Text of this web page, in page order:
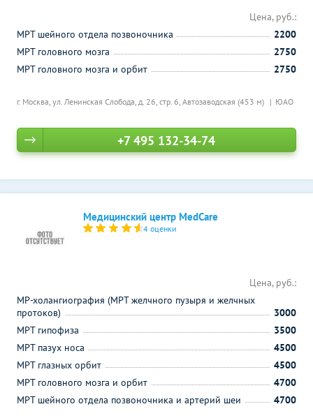
г. Москва, ул. Ленинская Слобода, д. 26, стр. 6, Автозаводская (453 м) ЮАО
Цена, руб.:
МРТ шейного отдела позвоночника
2200
МРТ головного мозга
2750
МРТ головного мозга и орбит
2750
+7 495 132-34-74
Медицинский центр MedCare
4 оценки
Цена, руб.:
МР-холангиография (МРТ желчного пузыря и желчных
протоков)
3000
МРТ гипофиза
3500
МРТ пазух носа
4500
МРТ глазных орбит
4500
МРТ головного мозга и орбит
4700
МРТ шейного отдела позвоночника и артерий шеи
4700